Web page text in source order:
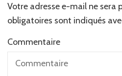
Votre adresse e-mail ne sera
obligatoires sont indiqués
Commentaire